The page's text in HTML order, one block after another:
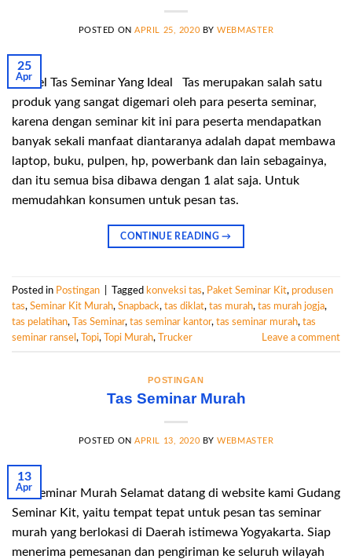
POSTED ONAPRIL 25, 2020 BYWEBMASTER
25
Apr
Model Tas Seminar Yang Ideal Tas merupakan salah satu
produk yang sangat digemari oleh para peserta seminar,
karena dengan seminar kit ini para peserta mendapatkan
banyak sekali manfaat diantaranya adalah dapat membawa
laptop, buku, pulpen, hp, powerbank dan lain sebagainya,
dan itu semua bisa dibawa dengan 1 alat saja. Untuk
memudahkan konsumen untuk pesan tas.
CONTINUE READING→
Posted in Postingan Tagged konveksi tas, Paket Seminar Kit, produsen
tas, Seminar Kit Murah, Snapback, tas diklat, tas murah, tas murah jogja,
tas pelatihan, Tas Seminar, tas seminar kantor, tas seminar murah, tas
seminar ransel , Topi, Topi Murah, Trucker Leave a comment
POSTINGAN
Tas Seminar Murah
POSTED ONAPRIL 13, 2020 BYWEBMASTER
13
Apr
Tas Seminar Murah Selamat datang di website kami Gudang
Seminar Kit, yaitu tempat tepat untuk pesan tas seminar
murah yang berlokasi di Daerah istimewa Yogyakarta. Siap
menerima pemesanan dan pengiriman ke seluruh wilayah